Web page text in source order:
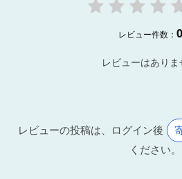
レビュー件数：
レビューはありま
レビューの投稿は、ログイン後
ください。